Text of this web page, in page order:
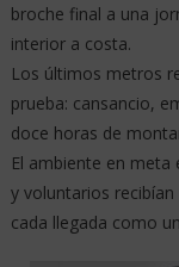
broche final a una
interior a costa.
Los últimos metros
prueba: cansancio,
doce horas de
El ambiente en meta
y voluntarios
cada llegada como